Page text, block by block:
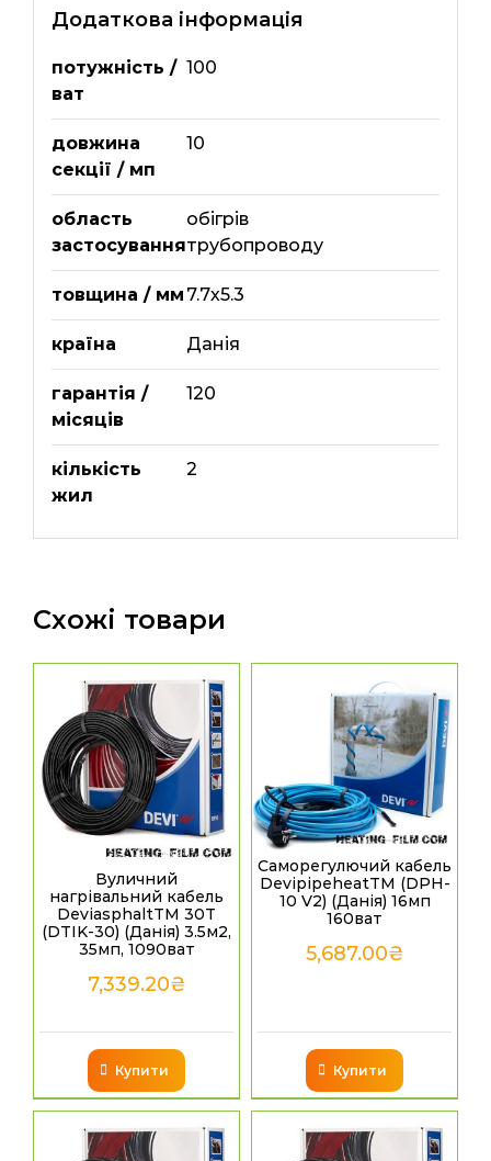
Додаткова інформація
потужність /
ват
100
довжина
секції / мп
10
область
застосування
обігрів
трубопроводу
товщина / мм 7.7х5.3
країна Данія
гарантія /
місяців
120
кількість
жил
2
Схожі товари
Вуличний
нагрівальний кабель
DeviasphaltTM 30T
(DTIK-30) (Данія) 3.5м2,
35мп, 1090ват
7,339.20₴
Купити
Саморегулючий кабель
DevipipeheatТМ (DPH-
10 V2) (Данія) 16мп
160ват
5,687.00₴
Купити